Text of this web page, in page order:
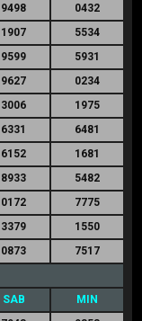
9498
0432
1907
5534
9599
5931
9627
0234
3006
1975
6331
6481
6152
1681
8933
5482
0172
7775
3379
1550
0873
7517
SAB
MIN